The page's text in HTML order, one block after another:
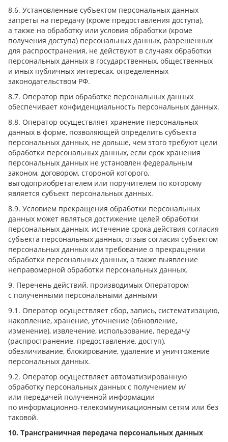
8.6. Установленные субъектом персональных данных
запреты на передачу (кроме предоставления доступа),
а также на обработку или условия обработки (кроме
получения доступа) персональных данных, разрешенных
для распространения, не действуют в случаях обработки
персональных данных в государственных, общественных
и иных публичных интересах, определенных
законодательством РФ.
8.7. Оператор при обработке персональных данных
обеспечивает конфиденциальность персональных данных.
8.8. Оператор осуществляет хранение персональных
данных в форме, позволяющей определить субъекта
персональных данных, не дольше, чем этого требуют цели
обработки персональных данных, если срок хранения
персональных данных не установлен федеральным
законом, договором, стороной которого,
выгодоприобретателем или поручителем по которому
является субъект персональных данных.
8.9. Условием прекращения обработки персональных
данных может являться достижение целей обработки
персональных данных, истечение срока действия согласия
субъекта персональных данных, отзыв согласия субъектом
персональных данных или требование о прекращении
обработки персональных данных, а также выявление
неправомерной обработки персональных данных.
9. Перечень действий, производимых Оператором
с полученными персональными данными
9.1. Оператор осуществляет сбор, запись, систематизацию,
накопление, хранение, уточнение (обновление,
изменение), извлечение, использование, передачу
(распространение, предоставление, доступ),
обезличивание, блокирование, удаление и уничтожение
персональных данных.
9.2. Оператор осуществляет автоматизированную
обработку персональных данных с получением и/
или передачей полученной информации
по информационно-телекоммуникационным сетям или без
таковой.
10. Трансграничная передача персональных данных